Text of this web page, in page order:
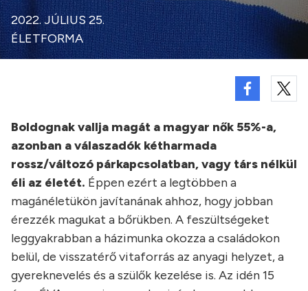
2022. JÚLIUS 25.
ÉLETFORMA
Boldognak vallja magát a magyar nők 55%-a,
azonban a válaszadók kétharmada
rossz/változó párkapcsolatban, vagy társ nélkül
éli az életét. Éppen ezért a legtöbben a
magánéletükön javítanának ahhoz, hogy jobban
érezzék magukat a bőrükben. A feszültségeket
leggyakrabban a házimunka okozza a családokon
belül, de visszatérő vitaforrás az anyagi helyzet, a
gyereknevelés és a szülők kezelése is. Az idén 15